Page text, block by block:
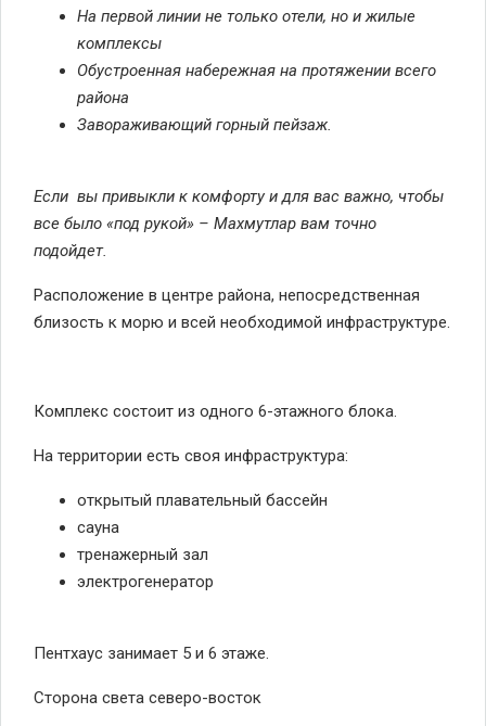
На первой линии не только отели, но и жилые
комплексы
Обустроенная набережная на протяжении всего
района
Завораживающий горный пейзаж.
Если вы привыкли к комфорту и для вас важно, чтобы
все было «под рукой» – Махмутлар вам точно
подойдет.
Расположение в центре района, непосредственная
близость к морю и всей необходимой инфраструктуре.
Комплекс состоит из одного 6-этажного блока.
На территории есть своя инфраструктура:
открытый плавательный бассейн
сауна
тренажерный зал
электрогенератор
Пентхаус занимает 5 и 6 этаже.
Сторона света северо-восток